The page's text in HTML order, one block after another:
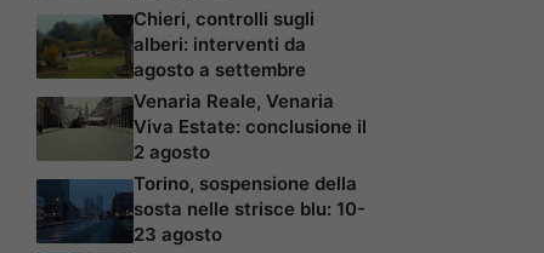
Chieri, controlli sugli
alberi: interventi da
agosto a settembre
Venaria Reale, Venaria
Viva Estate: conclusione il
2 agosto
Torino, sospensione della
sosta nelle strisce blu: 10-
23 agosto